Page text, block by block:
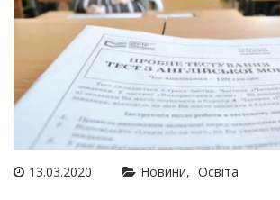
13.03.2020 Новини Освіта